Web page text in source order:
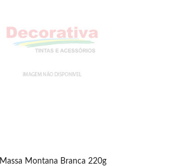
Massa Montana Branca 220g